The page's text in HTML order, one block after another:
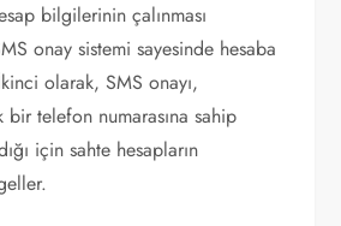
bilgilerinin çalınması
onay sistemi sayesinde hesaba
olarak, SMS onayı,
bir telefon numarasına sahip
için sahte hesapların